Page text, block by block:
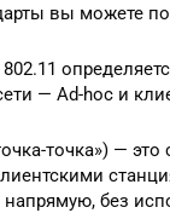
вы можете
— Ad-hoc и
точка») — это
напрямую, без